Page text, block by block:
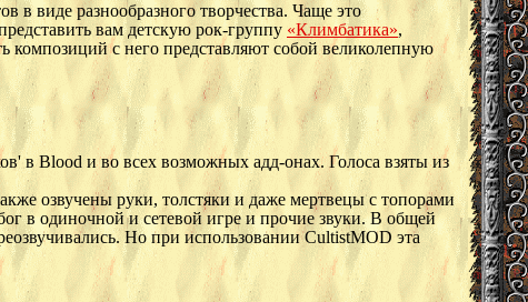
в виде разнообразного творчества. Чаще это
вам детскую рок-группу «Климбатика»,
композиций с него представляют собой великолепную
в Blood и во всех возможных адд-онах. Голоса взяты из
озвучены руки, толстяки и даже мертвецы с топорами
в одиночной и сетевой игре и прочие звуки. В общей
Но при использовании CultistMOD эта